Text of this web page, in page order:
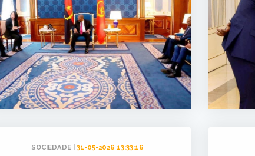
SOCIEDADE |31-05-2026 13:33:16